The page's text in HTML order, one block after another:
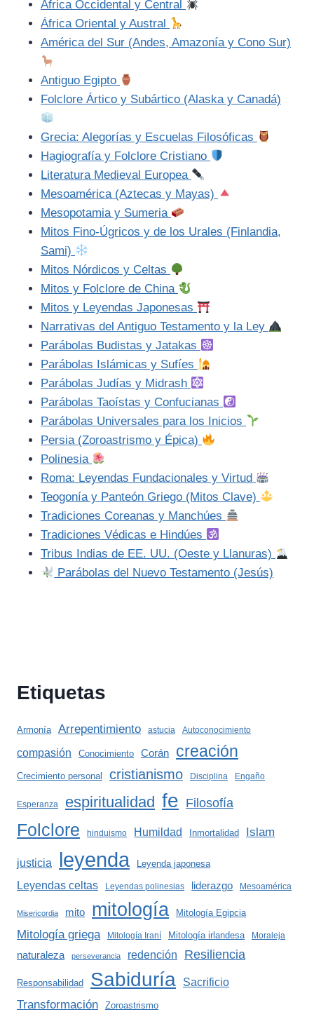
África Occidental y Central
África Oriental y Austral
América del Sur (Andes, Amazonía y Cono Sur)
Antiguo Egipto
Folclore Ártico y Subártico (Alaska y Canadá)
Grecia: Alegorías y Escuelas Filosóficas
Hagiografía y Folclore Cristiano
Literatura Medieval Europea
Mesoamérica (Aztecas y Mayas)
Mesopotamia y Sumeria
Mitos Fino-Úgricos y de los Urales (Finlandia,
Sami)
Mitos Nórdicos y Celtas
Mitos y Folclore de China
Mitos y Leyendas Japonesas
Narrativas del Antiguo Testamento y la Ley
Parábolas Budistas y Jatakas
Parábolas Islámicas y Sufíes
Parábolas Judías y Midrash
Parábolas Taoístas y Confucianas
Parábolas Universales para los Inicios
Persia (Zoroastrismo y Épica)
Polinesia
Roma: Leyendas Fundacionales y Virtud
Teogonía y Panteón Griego (Mitos Clave)
Tradiciones Coreanas y Manchúes
Tradiciones Védicas e Hindúes
Tribus Indias de EE. UU. (Oeste y Llanuras)
Parábolas del Nuevo Testamento (Jesús)
Etiquetas
Armonía Arrepentimiento astucia Autoconocimiento
compasión Conocimiento Corán creación
Crecimiento personal cristianismo Disciplina Engaño
Esperanza espiritualidad fe Filosofía
Folclore hinduismo Humildad Inmortalidad Islam
justicia leyenda Leyenda japonesa
Leyendas celtas Leyendas polinesias liderazgo Mesoamérica
Misericordia mito mitología Mitología Egipcia
Mitología griega Mitología Iraní Mitología irlandesa Moraleja
naturaleza perseverancia redención Resiliencia
Responsabilidad Sabiduría Sacrificio
Transformación Zoroastrismo